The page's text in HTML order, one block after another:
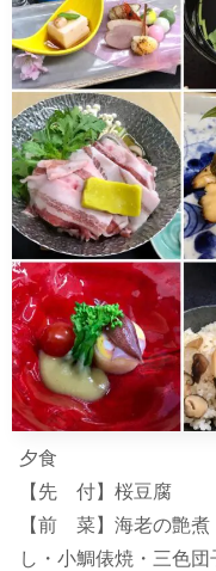
夕食
【先 付】桜豆腐
【前 菜】海老の艶煮
し・小鯛俵焼・三色団